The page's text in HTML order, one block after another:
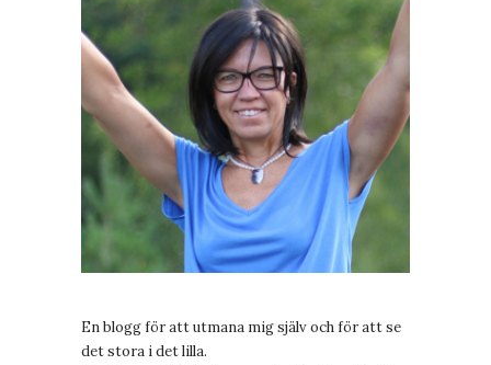
En blogg för att utmana mig själv och för att se
det stora i det lilla.